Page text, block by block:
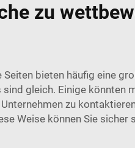
zu
bieten häufig eine
gleich. Einige könnten
zu
Weise können Sie sicher